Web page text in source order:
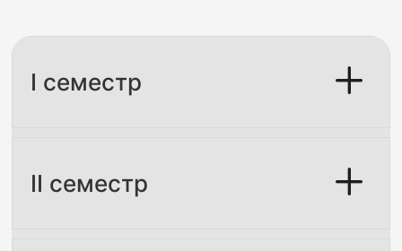
I семестр
II семестр